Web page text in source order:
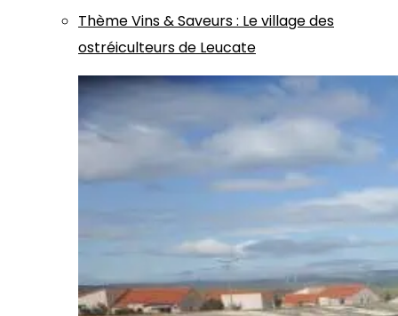
ThèmeVins & Saveurs: Le village des
ostréiculteurs de Leucate